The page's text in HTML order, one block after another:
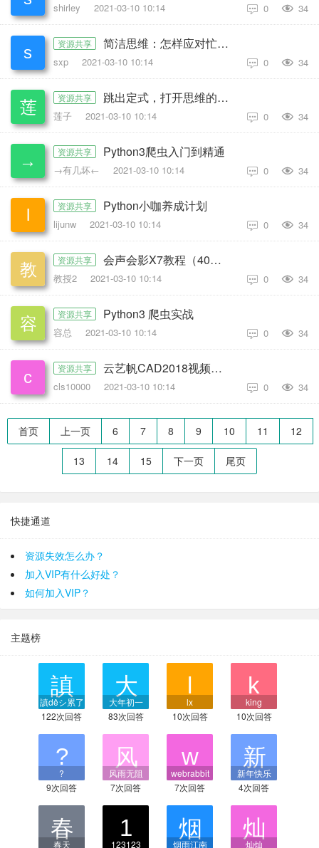
shirley 2021-03-10 10:14 0  34
资源共享 简洁思维：怎样应对忙乱的工作和生活？
sxp 2021-03-10 10:14 0  34
资源共享 跳出定式，打开思维的世界
莲子 2021-03-10 10:14 0  34
资源共享 Python3爬虫入门到精通
→有几坏← 2021-03-10 10:14 0  34
资源共享 Python小咖养成计划
lijunw 2021-03-10 10:14 0  34
资源共享 会声会影X7教程（40集）
教授2 2021-03-10 10:14 0  34
资源共享 Python3 爬虫实战
容总 2021-03-10 10:14 0  34
资源共享 云艺帆CAD2018视频教程
cls10000 2021-03-10 10:14 0  34
首页 上一页 6 7 8 9 10 11 12
13 14 15 下一页 尾页
快捷通道
资源失效怎么办？
加入VIP有什么好处？
如何加入VIP？
主题榜
謓dêシ累了
122次回答
大年初一
83次回答
lx
10次回答
king
10次回答
?
9次回答
风雨无阻
7次回答
webrabbit
7次回答
新年快乐
4次回答
春天 123123 烟雨江南 灿灿